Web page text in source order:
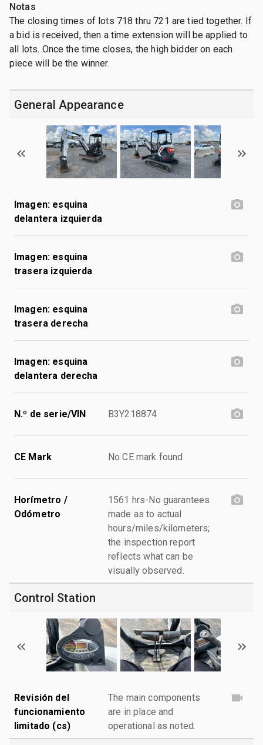
Notas
The closing times of lots 718 thru 721 are tied together. If
a bid is received, then a time extension will be applied to
all lots. Once the time closes, the high bidder on each
piece will be the winner.
General Appearance
Imagen: esquina
delantera izquierda
Imagen: esquina
trasera izquierda
Imagen: esquina
trasera derecha
Imagen: esquina
delantera derecha
N.º de serie/VIN B3Y218874
CE Mark No CE mark found
Horímetro /
Odómetro
1561 hrs-No guarantees
made as to actual
hours/miles/kilometers;
the inspection report
reflects what can be
visually observed.
Control Station
Revisión del
funcionamiento
limitado (cs)
The main components
are in place and
operational as noted.